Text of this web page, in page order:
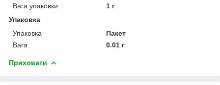
Вага упаковки
1 г
Упаковка
Упаковка
Пакет
Вага
0.01 г
Приховати